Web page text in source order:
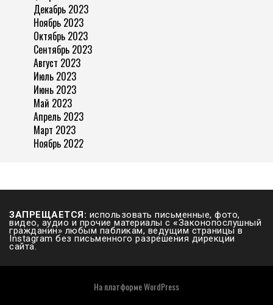
Декабрь 2023
Ноябрь 2023
Октябрь 2023
Сентябрь 2023
Август 2023
Июль 2023
Июнь 2023
Май 2023
Апрель 2023
Март 2023
Ноябрь 2022
ЗАПРЕЩАЕТСЯ: использовать письменные, фото,
видео, аудио и прочие материалы с «Законопослушный
гражданин» любым пабликам, ведущим страницы в
Instagram без письменного разрешения дирекции
сайта.
На платформеWordPress